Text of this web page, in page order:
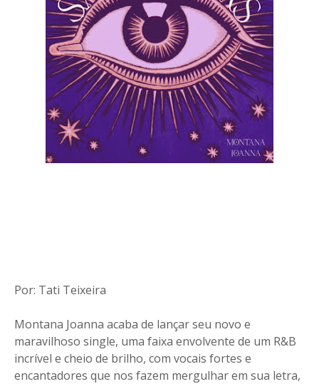
Por: Tati Teixeira
Montana Joanna acaba de lançar seu novo e
maravilhoso single, uma faixa envolvente de um R&B
incrível e cheio de brilho, com vocais fortes e
encantadores que nos fazem mergulhar em sua letra,